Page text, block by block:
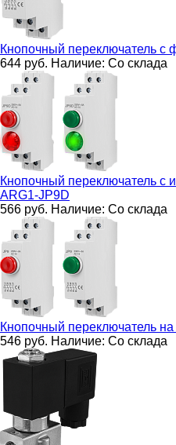
Кнопочный переключатель с
644 руб. Наличие: Со склада
Кнопочный переключатель с
ARG1-JP9D
566 руб. Наличие: Со склада
Кнопочный переключатель
546 руб. Наличие: Со склада